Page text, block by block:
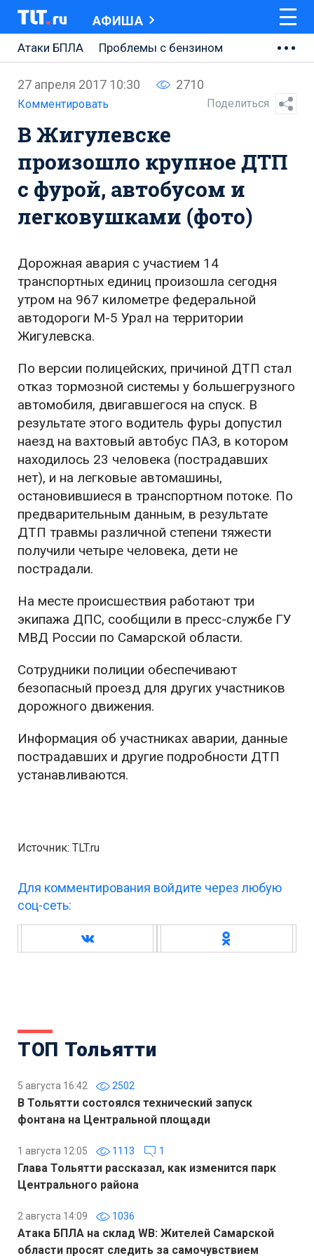
АФИША
Атаки БПЛА
Проблемы с бензином
Ремонт Центральной площади
Ремонт Обводного шоссе
Набережная Тольятти
Неделя Тольятти
27 апреля 2017 10:30 2710
Комментировать Поделиться
В Жигулевске
произошло крупное ДТП
с фурой, автобусом и
легковушками (фото)
Дорожная авария с участием 14
транспортных единиц произошла сегодня
утром на 967 километре федеральной
автодороги М-5 Урал на территории
Жигулевска.
По версии полицейских, причиной ДТП стал
отказ тормозной системы у большегрузного
автомобиля, двигавшегося на спуск. В
результате этого водитель фуры допустил
наезд на вахтовый автобус ПАЗ, в котором
находилось 23 человека (пострадавших
нет), и на легковые автомашины,
остановившиеся в транспортном потоке. По
предварительным данным, в результате
ДТП травмы различной степени тяжести
получили четыре человека, дети не
пострадали.
На месте происшествия работают три
экипажа ДПС, сообщили в пресс-службе ГУ
МВД России по Самарской области.
Сотрудники полиции обеспечивают
безопасный проезд для других участников
дорожного движения.
Информация об участниках аварии, данные
пострадавших и другие подробности ДТП
устанавливаются.
Источник: TLT.ru
Для комментирования войдите через любую
соц-сеть:
ТОП Тольятти
5 августа 16:42 2502
В Тольятти состоялся технический запуск
фонтана на Центральной площади
1 августа 12:05 1113 1
Глава Тольятти рассказал, как изменится парк
Центрального района
2 августа 14:09 1036
Атака БПЛА на склад WB: Жителей Самарской
области просят следить за самочувствием